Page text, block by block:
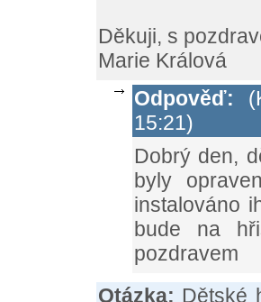
Děkuji, s
Marie Králová
Odpověď:
15:21)
Dobrý den,
byly
instalováno
bude na
pozdravem
Otázka: Dětské